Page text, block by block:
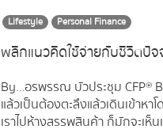
Lifestyle Personal Finance
พลิกแนวคิดใช้จ่ายกับชีวิตปั
By…อรพรรณ บัวประชุม CFP®
แล้วเป็นต้องตะลึงแล้วเดินเข้าห
เราไปห้างสรรพสินค้า ก็มักจะเ